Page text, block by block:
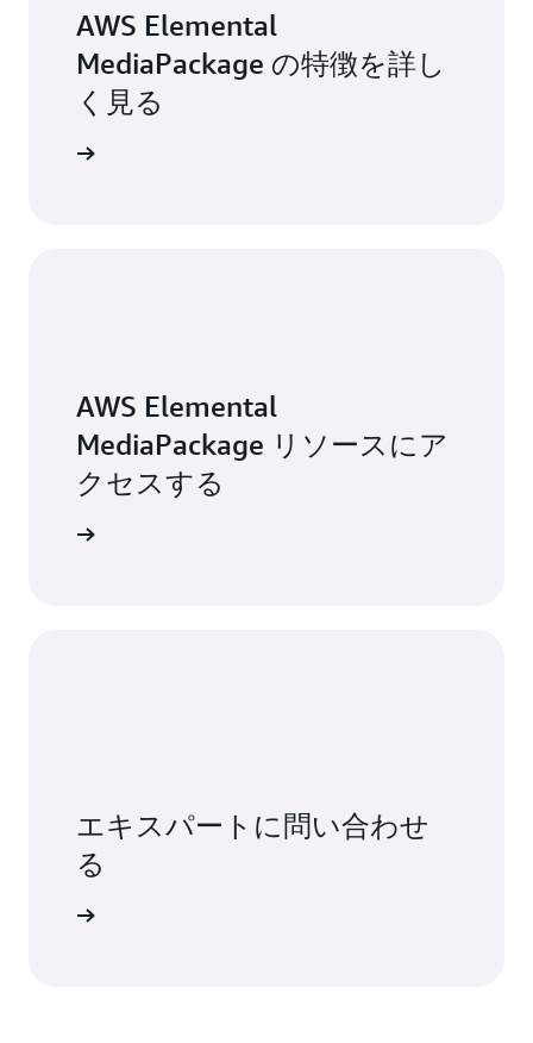
AWS Elemental
MediaPackage の特徴を詳し
く見る
AWS Elemental
MediaPackage リソースにア
クセスする
エキスパートに問い合わせ
る